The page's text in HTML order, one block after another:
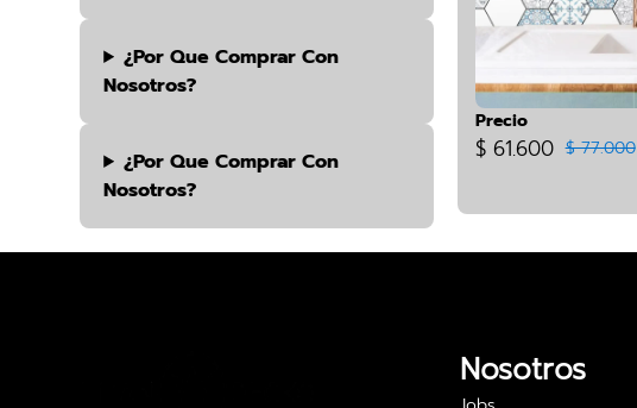
¿por Que Comprar Con
Nosotros?
¿por Que Comprar Con
Nosotros?
Precio
$ 61.600 $ 77.000
Nosotros